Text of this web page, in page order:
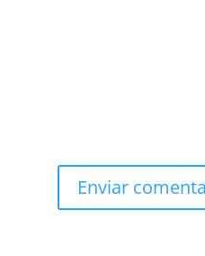
Enviar